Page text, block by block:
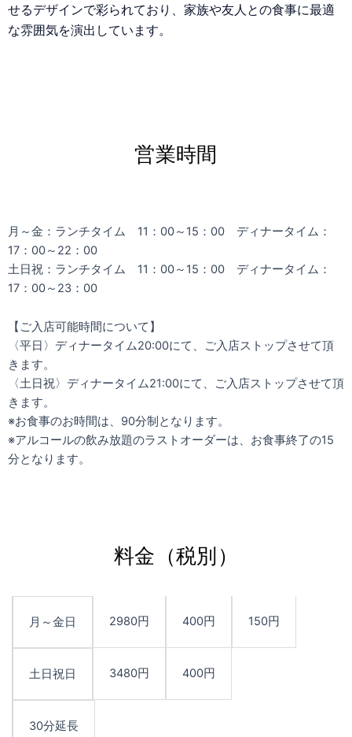
せるデザインで彩られており、家族や友人との食事に最適
な雰囲気を演出しています。
営業時間
月～金：ランチタイム 11：00～15：00 ディナータイム：
17：00～22：00
土日祝：ランチタイム 11：00～15：00 ディナータイム：
17：00～23：00
【ご入店可能時間について】
〈平日〉ディナータイム20:00にて、ご入店ストップさせて頂
きます。
〈土日祝〉ディナータイム21:00にて、ご入店ストップさせて頂
きます。
※お食事のお時間は、90分制となります。
※アルコールの飲み放題のラストオーダーは、お食事終了の15
分となります。
料金（税別）
月～金日 2980円 400円 150円
土日祝日 3480円 400円
30分延長